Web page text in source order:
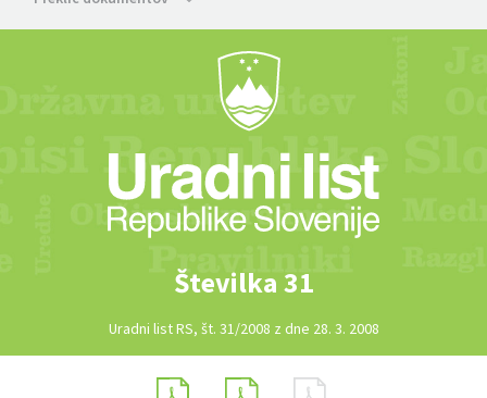
Številka 31
Uradni list RS, št. 31/2008 z dne 28. 3. 2008